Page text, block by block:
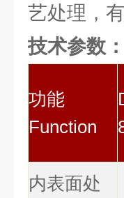
艺处理，
技术参数：
功能
Function
内表面处